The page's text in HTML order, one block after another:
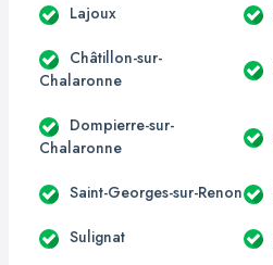
Lajoux
Châtillon-sur-
Chalaronne
Dompierre-sur-
Chalaronne
Saint-Georges-sur-Renon
Sulignat